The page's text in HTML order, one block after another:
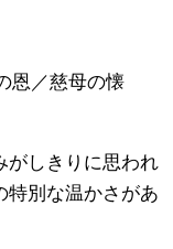
恩／慈母の懐
がしきりに思われ
特別な温かさがあ